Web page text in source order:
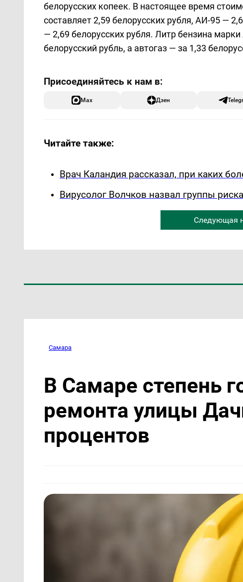
белорусских копеек. В настоящее время
составляет 2,59 белорусских рубля, АИ-95 —
— 2,69 белорусских рубля. Литр бензина
белорусский рубль, а автогаз — за 1,33
Max Дзен
Читайте также:
Врач Каландия рассказал, при каких
Вирусолог Волчков назвал группы
Следующая
Самара
В Самаре степень
ремонта улицы
процентов